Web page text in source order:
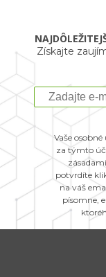
Získajte
Vaše
za týmto
potvrdíte
na váš
písomne,